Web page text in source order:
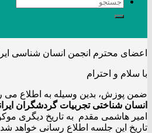
اعضای محترم انجمن انسان شناسی
با سلام و احترام
ضمن پوزش، بدین وسیله به اطلاع
انسان شناختی تجربیات گردشگران
امیر هاشمی مقدم به تاریخ دیگری
تاریخ این جلسه اطلاع رسانی خواهد